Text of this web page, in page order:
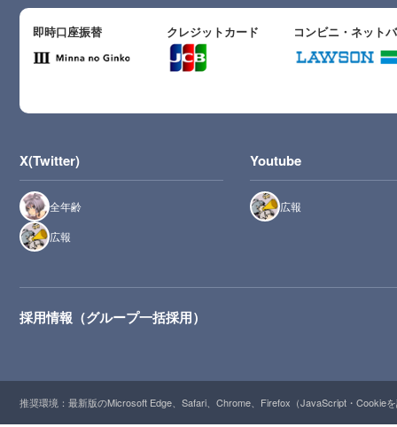
即時口座振替 クレジットカード コンビニ・ネット
X(Twitter)
全年齢
広報
Youtube
広報
採用情報（グループ一括採用）
推奨環境：最新版のMicrosoft Edge、Safari、Chrome、Firefox（JavaScript・Cookie